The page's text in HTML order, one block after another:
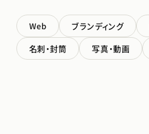
Web ブランディング
名刺・封筒
写真・動画